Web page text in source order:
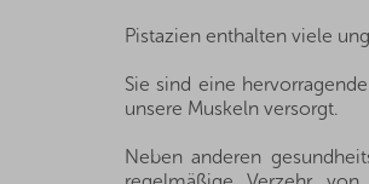
Pistazien enthalten viele
Sie sind eine
unsere Muskeln versorgt.
Neben anderen